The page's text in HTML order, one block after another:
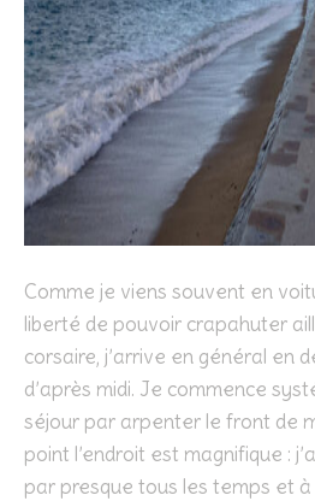
Comme je viens souvent en
liberté de pouvoir crapahuter
corsaire, j’arrive en général en
d’après midi. Je commence
séjour par arpenter le front de
point l’endroit est magnifique :
par presque tous les temps et